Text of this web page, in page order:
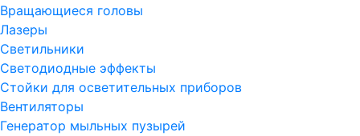
Вращающиеся головы
Лазеры
Светильники
Светодиодные эффекты
Стойки для осветительных приборов
Вентиляторы
Генератор мыльных пузырей